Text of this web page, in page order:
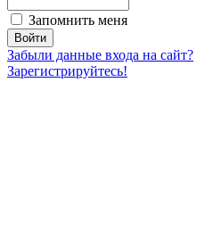
Запомнить меня
Забыли данные входа на сайт?
Зарегистрируйтесь!